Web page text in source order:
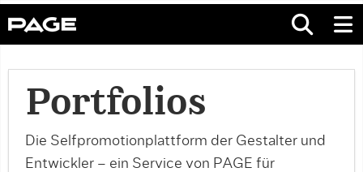
Portfolios
Die Selfpromotionplattform der Gestalter und
Entwickler – ein Service von PAGE für